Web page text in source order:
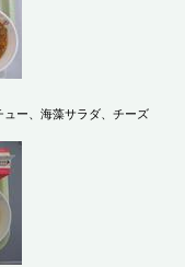
ー、海藻サラダ、チーズ